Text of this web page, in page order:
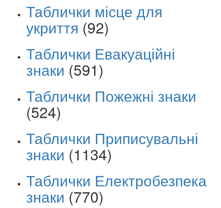
Таблички місце для
укриття (92)
Таблички Евакуаційні
знаки (591)
Таблички Пожежні знаки
(524)
Таблички Приписувальні
знаки (1134)
Таблички Електробезпека
знаки (770)